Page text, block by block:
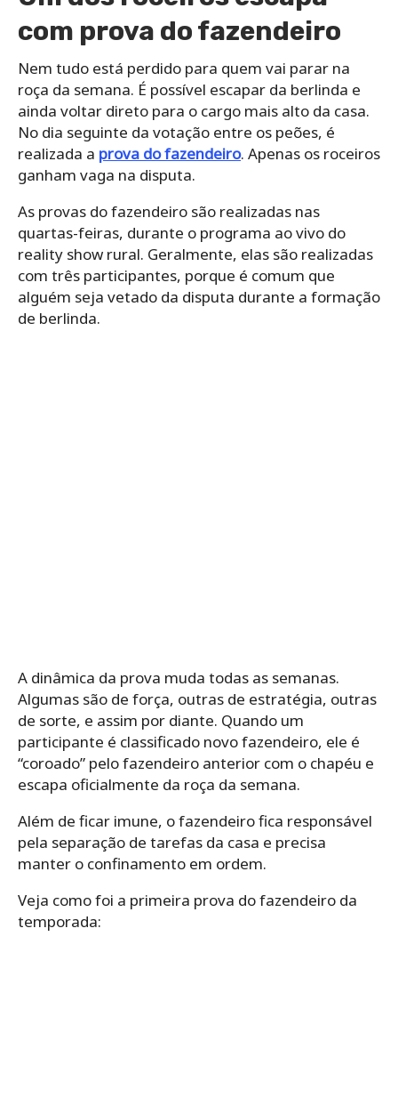
com prova do fazendeiro
Nem tudo está perdido para quem vai parar na
roça da semana. É possível escapar da berlinda e
ainda voltar direto para o cargo mais alto da casa.
No dia seguinte da votação entre os peões, é
realizada a prova do fazendeiro. Apenas os roceiros
ganham vaga na disputa.
As provas do fazendeiro são realizadas nas
quartas-feiras, durante o programa ao vivo do
reality show rural. Geralmente, elas são realizadas
com três participantes, porque é comum que
alguém seja vetado da disputa durante a formação
de berlinda.
A dinâmica da prova muda todas as semanas.
Algumas são de força, outras de estratégia, outras
de sorte, e assim por diante. Quando um
participante é classificado novo fazendeiro, ele é
“coroado” pelo fazendeiro anterior com o chapéu e
escapa oficialmente da roça da semana.
Além de ficar imune, o fazendeiro fica responsável
pela separação de tarefas da casa e precisa
manter o confinamento em ordem.
Veja como foi a primeira prova do fazendeiro da
temporada: